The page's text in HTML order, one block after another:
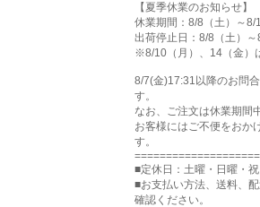
【夏季休業のお知らせ】
休業期間：8/8（土）～8/
出荷停止日：8/8（土）～
※8/10（月）、14（金）
8/7(金)17:31以降のお問
す。
なお、ご注文は休業期間
お客様にはご不便をおか
す。
■定休日：土曜・日曜・祝
■お支払い方法、送料、
確認ください。